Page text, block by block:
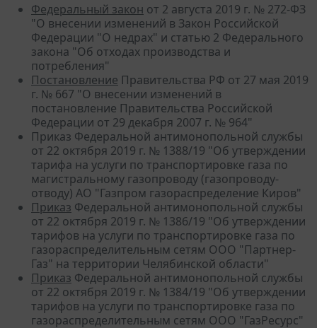
Федеральный закон от 2 августа 2019 г. № 272-ФЗ
"О внесении изменений в Закон Российской
Федерации "О недрах" и статью 2 Федерального
закона "Об отходах производства и
потребления"
Постановление Правительства РФ от 27 мая 2019
г. № 667 "О внесении изменений в
постановление Правительства Российской
Федерации от 29 декабря 2007 г. № 964"
Приказ Федеральной антимонопольной службы
от 22 октября 2019 г. № 1388/19 "Об утверждении
тарифа на услуги по транспортировке газа по
магистральному газопроводу (газопроводу-
отводу) АО "Газпром газораспределение Киров"
Приказ Федеральной антимонопольной службы
от 22 октября 2019 г. № 1386/19 "Об утверждении
тарифов на услуги по транспортировке газа по
газораспределительным сетям ООО "Партнер-
Газ" на территории Челябинской области"
Приказ Федеральной антимонопольной службы
от 22 октября 2019 г. № 1384/19 "Об утверждении
тарифов на услуги по транспортировке газа по
газораспределительным сетям ООО "ГазРесурс"